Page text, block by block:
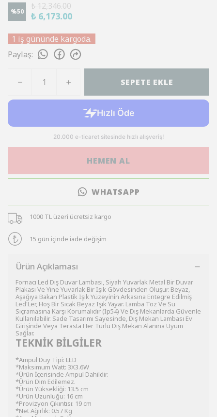
%50
₺ 12,346.00
₺ 6,173.00
1 iş gününde kargoda.
Paylaş:
SEPETE EKLE
HEMEN AL
WHATSAPP
1000 TL üzeri ücretsiz kargo
15 gün içinde iade değişim
Ürün Açıklaması
Fornacı Led Dış Duvar Lambası, Siyah Yuvarlak Metal Bir Duvar
Plakası Ve Yine Yuvarlak Bir Işık Gövdesinden Oluşur. Beyaz,
Aşağıya Bakan Plastik Işık Yüzeyinin Arkasına Entegre Edilmiş
Led'Ler, Hoş Bir Sıcak Beyaz Işık Yayar. Lamba Toz Ve Su
Sıçramasına Karşı Korumalıdır (Ip54) Ve Dış Mekanlarda Güvenle
Kullanılabilir. Sade Tasarımı Sayesinde, Dış Mekan Lambası Ev
Girişinde Veya Terasta Her Türlü Dış Mekan Alanına Uyum
Sağlar.
TEKNİK BİLGİLER
*Ampul Duy Tipi: LED
*Maksimum Watt: 3X3.6W
*Ürün İçerisinde Ampul Dahildir.
*Ürün Dim Edilemez.
*Ürün Yüksekliği: 13.5 cm
*Ürün Uzunluğu: 16 cm
*Provizyon Çıkıntısı: 19 cm
*Net Ağırlık: 0.57 Kg